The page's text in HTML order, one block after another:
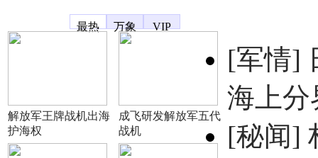
最热
万象 VIP
解放军王牌战机出海
护海权
成飞研发解放军五代
战机
[军情]
海上分
[秘闻]